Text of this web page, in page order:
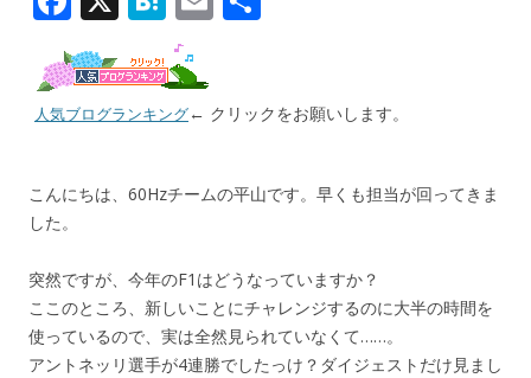
ac
e
b
o
at
e
n l
人気ブログランキング← クリックをお願いします。
こんにちは、60Hzチームの平山です。早くも担当が回ってきま
した。
突然ですが、今年のF1はどうなっていますか？
ここのところ、新しいことにチャレンジするのに大半の時間を
使っているので、実は全然見られていなくて……。
アントネッリ選手が4連勝でしたっけ？ダイジェストだけ見まし